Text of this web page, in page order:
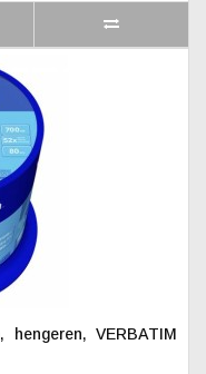
VERBATIM